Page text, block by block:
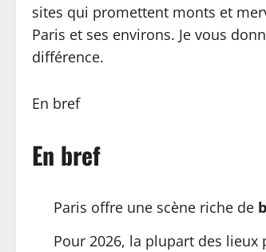
sites qui promettent monts et
Paris et ses environs. Je vous
différence.
En bref
En bref
Paris offre une scène riche de
Pour 2026, la plupart des lieux